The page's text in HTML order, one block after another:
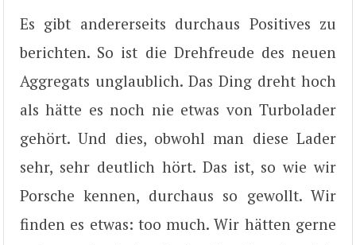
Es gibt andererseits durchaus Positives zu
berichten. So ist die Drehfreude des neuen
Aggregats unglaublich. Das Ding dreht hoch
als hätte es noch nie etwas von Turbolader
gehört. Und dies, obwohl man diese Lader
sehr, sehr deutlich hört. Das ist, so wie wir
Porsche kennen, durchaus so gewollt. Wir
finden es etwas: too much. Wir hätten gerne